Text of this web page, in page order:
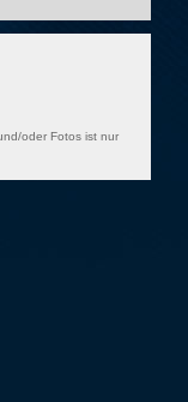
oder Fotos ist nur